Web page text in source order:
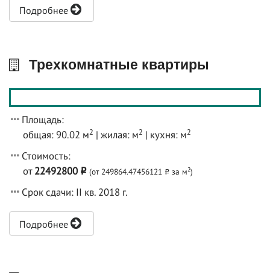
Подробнее
Трехкомнатные квартиры
Площадь:
общая: 90.02 м2 | жилая: м2 | кухня: м2
Стоимость:
от22492800 o (от 249864.47456121 o за м2)
Срок сдачи: II кв. 2018 г.
Подробнее